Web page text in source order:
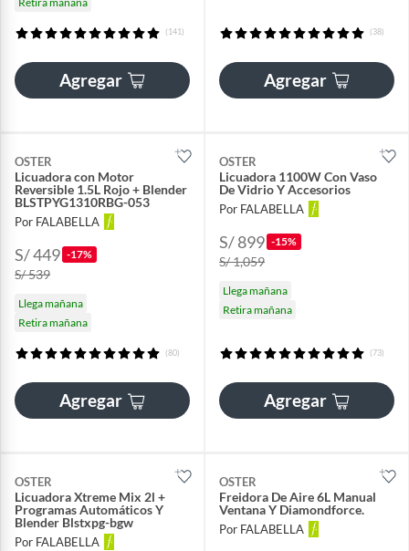
(141)
Agregar
(38)
Agregar
OSTER
Licuadora con Motor
Reversible 1.5L Rojo + Blender
BLSTPYG1310RBG-053
Por FALABELLA
S/ 449 -17%
S/ 539
Llega mañana
Retira mañana
(80)
Agregar
OSTER
Licuadora 1100W Con Vaso
De Vidrio Y Accesorios
Por FALABELLA
S/ 899 -15%
S/ 1,059
Llega mañana
Retira mañana
(73)
Agregar
OSTER
Licuadora Xtreme Mix 2l +
Programas Automáticos Y
Blender Blstxpg-bgw
Por FALABELLA
OSTER
Freidora De Aire 6L Manual
Ventana Y Diamondforce.
Por FALABELLA